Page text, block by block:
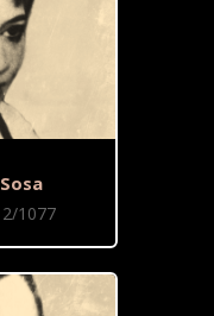
1077